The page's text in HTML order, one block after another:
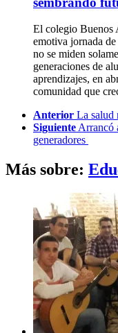
El colegio Buenos
emotiva jornada
no se miden
generaciones de
aprendizajes, en
comunidad que
more
Anterior La salud
Siguiente Arrancó
generadores
Más sobre: